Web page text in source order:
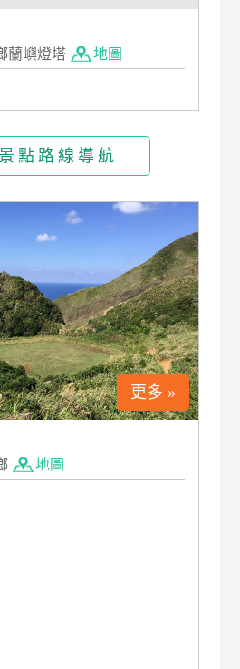
蘭嶼燈塔 地圖
景點路線導航
更多 »
地圖